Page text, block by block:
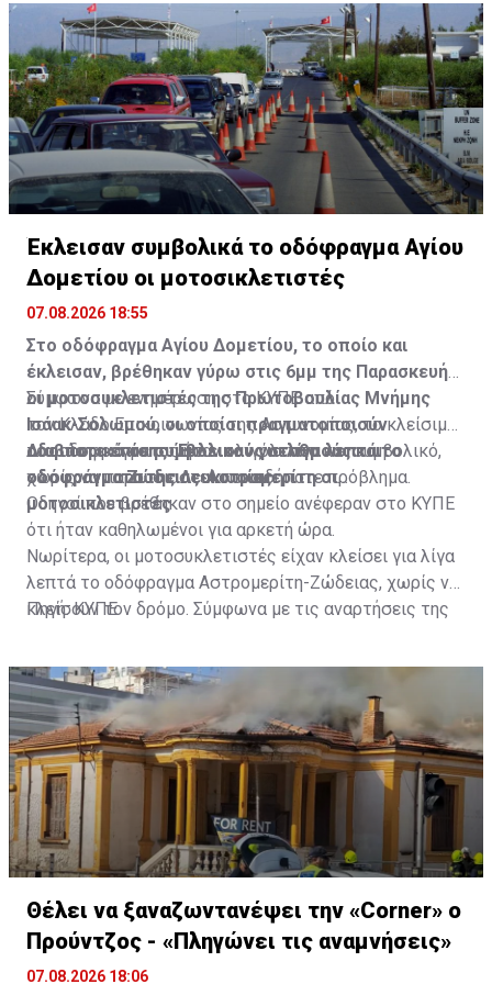
Έκλεισαν συμβολικά το οδόφραγμα Αγίου
Δομετίου οι μοτοσικλετιστές
07.08.2026 18:55
Στο οδόφραγμα Αγίου Δομετίου, το οποίο και
έκλεισαν, βρέθηκαν γύρω στις 6μμ της Παρασκευής
οι μοτοσυκλετιστές της Πρωτοβουλίας Μνήμης
Ισάακ-Σολωμού, οι οποίοι πραγματοποιούν
οδοιπορικό σε συμβολικούς σταθμούς και
οδοφράγματα της Λευκωσίας.
Σύμφωνα με ενημέρωση στο ΚΥΠΕ από
τον Κλάδο Επικοινωνίας της Αστυνομίας, το κλείσιμο
του οδοφράγματος ήταν ολιγόλεπτο και συμβολικό,
χωρίς να παρουσιαστεί οποιοδήποτε πρόβλημα.
Διαβάστε επίσης:Έκλεισαν για λίγα λεπτά το
οδόφραγμα Ζώδειας-Αστρομερίτη οι
μοτοσικλετιστές
Οδηγοί που βρέθηκαν στο σημείο ανέφεραν στο ΚΥΠΕ
ότι ήταν καθηλωμένοι για αρκετή ώρα.
Νωρίτερα, οι μοτοσυκλετιστές είχαν κλείσει για λίγα
λεπτά το οδόφραγμα Αστρομερίτη-Ζώδειας, χωρίς να
κλείσουν τον δρόμο. Σύμφωνα με τις αναρτήσεις της
τους, οι μοτοσυκλετιστές έκαναν στάση και στον
Τύμβο Μακεδονίτισσας, πριν φτάσουν στο οδόφραγμα
Αγίου Δομετίου.
Πηγή: ΚΥΠΕ
Θέλει να ξαναζωντανέψει την «Corner» o
Προύντζος - «Πληγώνει τις αναμνήσεις»
07.08.2026 18:06